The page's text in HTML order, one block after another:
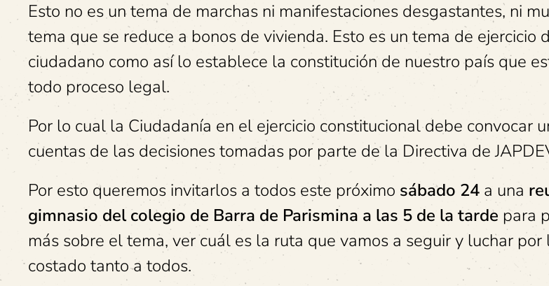
Esto no es un tema de marchas ni manifestaciones desgastantes, ni
tema que se reduce a bonos de vivienda. Esto es un tema de ejercicio
ciudadano como así lo establece la constitución de nuestro país que
todo proceso legal.
Por lo cual la Ciudadanía en el ejercicio constitucional debe convocar
cuentas de las decisiones tomadas por parte de la Directiva de
Por esto queremos invitarlos a todos este próximo sábado 24 a una
gimnasio del colegio de Barra de Parismina a las 5 de la tarde para
más sobre el tema, ver cuál es la ruta que vamos a seguir y luchar por
costado tanto a todos.